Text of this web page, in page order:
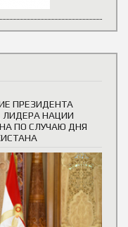
ПРЕЗИДЕНТА
ЛИДЕРА НАЦИИ
ПО СЛУЧАЮ ДНЯ